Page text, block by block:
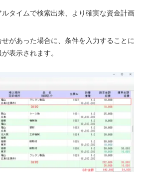
タイムで検索出来、より確実な資金計画
があった場合に、条件を入力することに
表示されます。